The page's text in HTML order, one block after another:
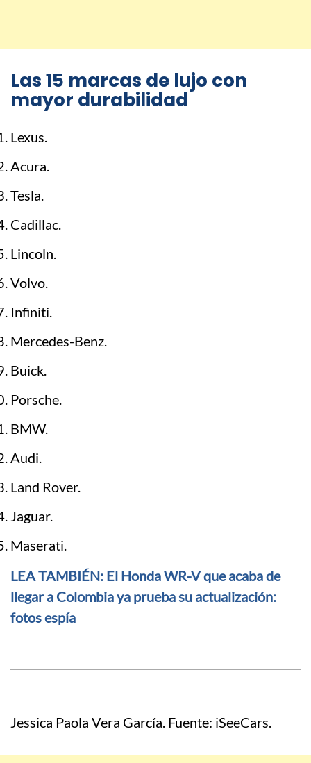
Las 15 marcas de lujo con
mayor durabilidad
Lexus.
Acura.
Tesla.
Cadillac.
Lincoln.
Volvo.
Infiniti.
Mercedes-Benz.
Buick.
Porsche.
BMW.
Audi.
Land Rover.
Jaguar.
Maserati.
LEA TAMBIÉN: El Honda WR-V que acaba de
llegar a Colombia ya prueba su actualización:
fotos espía
Jessica Paola Vera García. Fuente: iSeeCars.